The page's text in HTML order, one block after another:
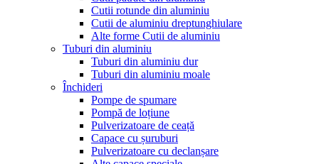
Cutii rotunde din aluminiu
Cutii de aluminiu dreptunghiulare
Alte forme Cutii de aluminiu
Tuburi din aluminiu
Tuburi din aluminiu dur
Tuburi din aluminiu moale
Închideri
Pompe de spumare
Pompă de loțiune
Pulverizatoare de ceață
Capace cu șuruburi
Pulverizatoare cu declanșare